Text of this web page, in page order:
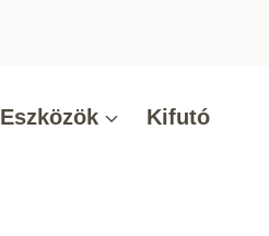
Eszközök Kifutó